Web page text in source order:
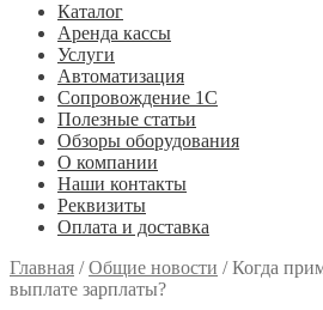
Каталог
Аренда кассы
Услуги
Автоматизация
Сопровождение 1С
Полезные статьи
Обзоры оборудования
О компании
Наши контакты
Реквизиты
Оплата и доставка
Главная /Общие новости /Когда
выплате зарплаты?